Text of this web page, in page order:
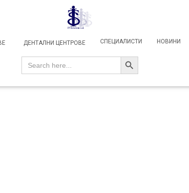
ДЕНТАЛНИ ЦЕНТРОВЕ СПЕЦИАЛИСТИ НОВИНИ
Search
SEARCH BUTTON